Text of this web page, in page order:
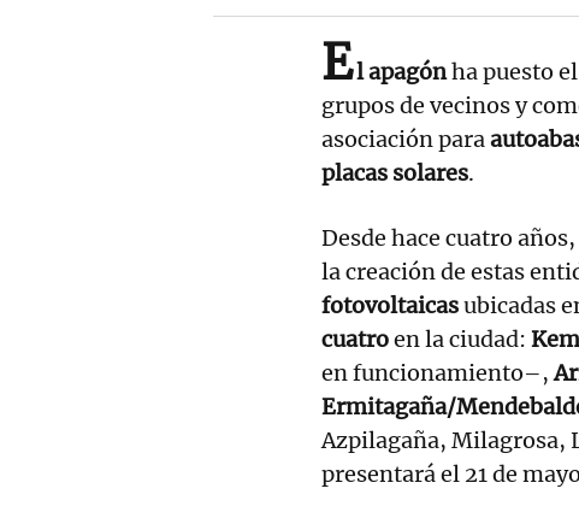
El apagónha puesto
grupos de vecinos y
asociación para
placas solares.
Desde hace cuatro
la creación de estas
fotovoltaicasubicadas
cuatroen la ciudad:
en funcionamiento–,
Ermitagaña/
Azpilagaña, Milagrosa,
presentará el 21 de